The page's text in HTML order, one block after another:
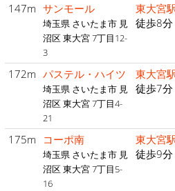
147m サンモール
埼玉県 さいたま市 見
沼区 東大宮 7丁目12-
3
東大宮
徒歩8分
172m パステル・ハイツ
埼玉県 さいたま市 見
沼区 東大宮 7丁目4-
21
東大宮
徒歩7分
175m コーポ南
埼玉県 さいたま市 見
沼区 東大宮 7丁目5-
16
東大宮
徒歩9分